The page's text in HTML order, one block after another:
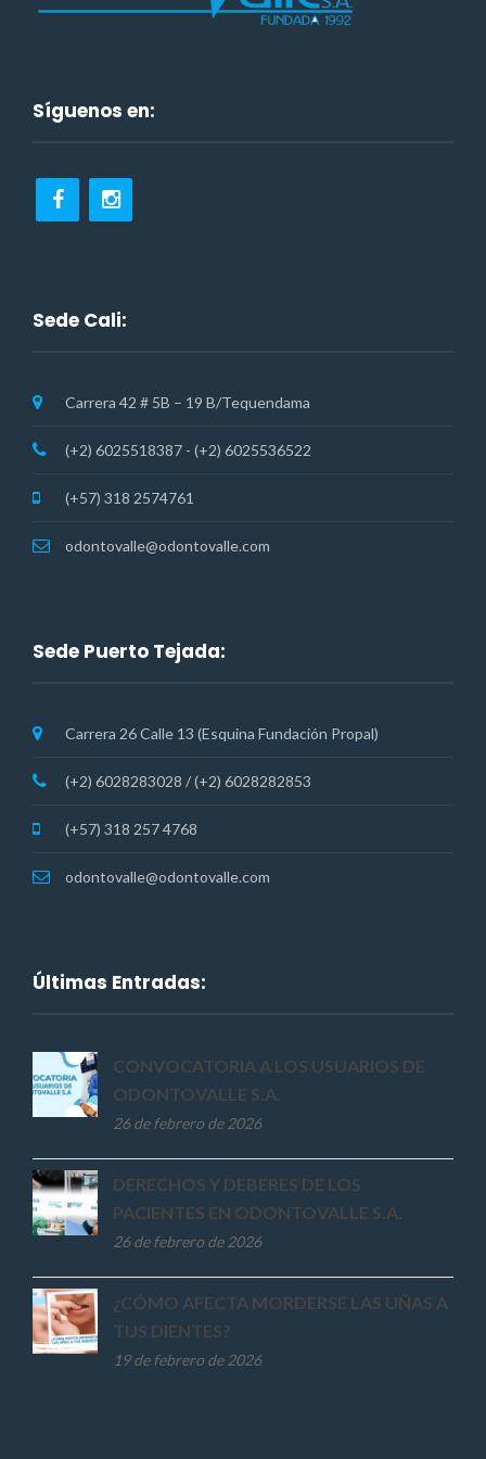
Síguenos en:
Sede Cali:
Carrera 42 # 5B – 19 B/Tequendama
(+2) 6025518387 - (+2) 6025536522
(+57) 318 2574761
odontovalle@odontovalle.com
Sede Puerto Tejada:
Carrera 26 Calle 13 (Esquina Fundación Propal)
(+2) 6028283028 / (+2) 6028282853
(+57) 318 257 4768
odontovalle@odontovalle.com
Últimas Entradas:
CONVOCATORIA A LOS USUARIOS DE
ODONTOVALLE S.A.
26 de febrero de 2026
DERECHOS Y DEBERES DE LOS
PACIENTES EN ODONTOVALLE S.A.
26 de febrero de 2026
¿CÓMO AFECTA MORDERSE LAS UÑAS A
TUS DIENTES?
19 de febrero de 2026